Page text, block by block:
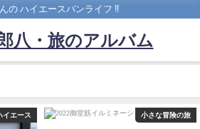
の ハイエースバンライフ ‼️
八・旅のアルバム
イエース 小さな冒険の旅